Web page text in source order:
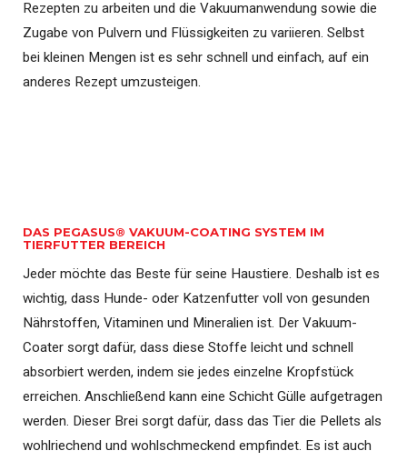
Rezepten zu arbeiten und die Vakuumanwendung sowie die
Zugabe von Pulvern und Flüssigkeiten zu variieren. Selbst
bei kleinen Mengen ist es sehr schnell und einfach, auf ein
anderes Rezept umzusteigen.
DAS PEGASUS® VAKUUM-COATING SYSTEM IM
TIERFUTTER BEREICH
Jeder möchte das Beste für seine Haustiere. Deshalb ist es
wichtig, dass Hunde- oder Katzenfutter voll von gesunden
Nährstoffen, Vitaminen und Mineralien ist. Der Vakuum-
Coater sorgt dafür, dass diese Stoffe leicht und schnell
absorbiert werden, indem sie jedes einzelne Kropfstück
erreichen. Anschließend kann eine Schicht Gülle aufgetragen
werden. Dieser Brei sorgt dafür, dass das Tier die Pellets als
wohlriechend und wohlschmeckend empfindet. Es ist auch